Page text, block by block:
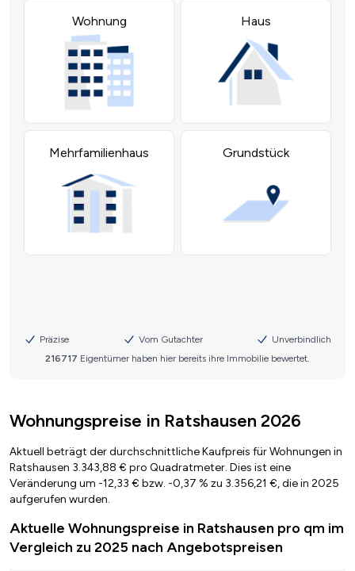
Wohnungspreise in Ratshausen 2026
Aktuell beträgt der durchschnittliche Kaufpreis für Wohnungen in
Ratshausen 3.343,88 € pro Quadratmeter. Dies ist eine
Veränderung um -12,33 € bzw. -0,37 % zu 3.356,21 €, die in 2025
aufgerufen wurden.
Aktuelle Wohnungspreise in Ratshausen pro qm im
Vergleich zu 2025 nach Angebotspreisen